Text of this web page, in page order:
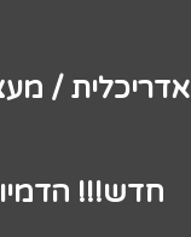
אדריכלית /
חדש!!!